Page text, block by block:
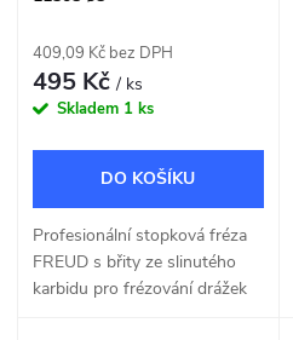
409,09 Kč bez DPH
495 Kč/ ks
Skladem 1 ks
DO KOŠÍKU
Profesionální stopková fréza
FREUD s břity ze slinutého
karbidu pro frézování drážek